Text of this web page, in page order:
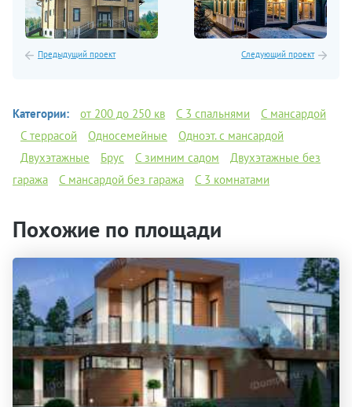
Предыдущий проект Следующий проект
Категории: от 200 до 250 кв C 3 спальнями
С мансардой
С террасой
Односемейные
Одноэт. с мансардой
Двухэтажные
Брус С зимним садом
Двухэтажные без
гаража
С мансардой без гаража С 3 комнатами
Похожие по площади